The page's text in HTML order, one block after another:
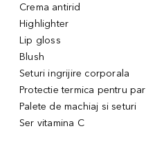
Crema antirid
Highlighter
Lip gloss
Blush
Seturi ingrijire corporala
Protectie termica pentru par
Palete de machiaj si seturi
Ser vitamina C